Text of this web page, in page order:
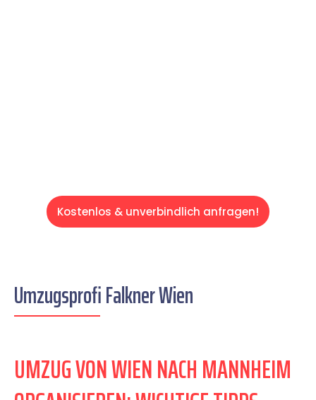
Kostenlos & unverbindlich anfragen!
Umzugsprofi Falkner Wien
UMZUG VON WIEN NACH MANNHEIM